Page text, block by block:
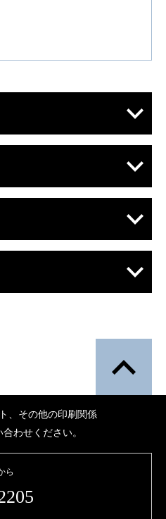
、その他の印刷関係
わせください。
ら